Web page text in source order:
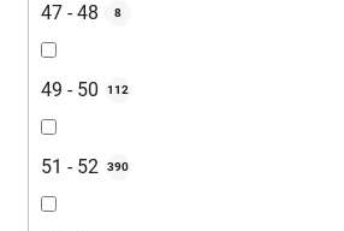
47 - 48 8
49 - 50 112
51 - 52 390